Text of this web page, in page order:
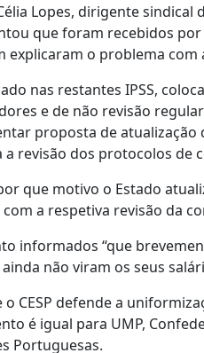
Lopes, dirigente
que foram recebidos
explicaram o problema
nas restantes IPSS,
e de não revisão
proposta de
revisão dos protocolos de
que motivo o Estado
a respetiva revisão da
informados “que
não viram os seus
CESP defende a
é igual para UMP,
Portuguesas.